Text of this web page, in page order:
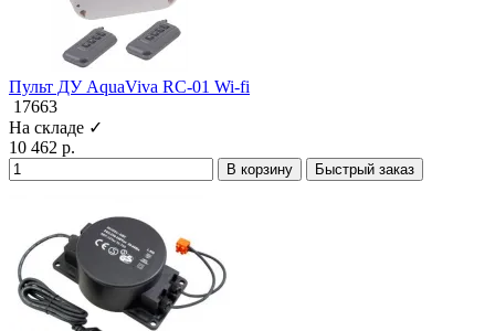
Пульт ДУ AquaViva RC-01 Wi-fi
17663
На складе ✓
10 462 р.
В корзину Быстрый заказ